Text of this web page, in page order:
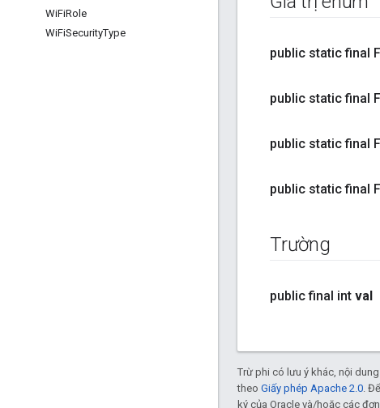
WiFiRole
WiFiSecurityType
public static final
public static final
public static final
public static final
Trường
public final int val
Trừ phi có lưu ý khác, nội
theo Giấy phép Apache 2.0.
ký của Oracle và/hoặc các